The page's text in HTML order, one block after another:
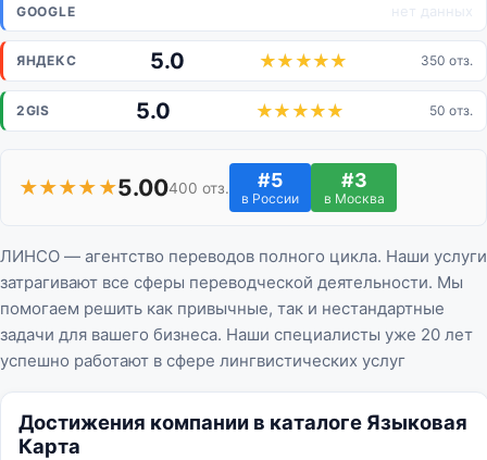
GOOGLE нет данных
ЯНДЕКС 5.0 350 отз.
2GIS 5.0 50 отз.
★★★★★5.00400 отз. #5
в России
#3
в Москва
ЛИНСО ― агентство переводов полного цикла. Наши услуги
затрагивают все сферы переводческой деятельности. Мы
помогаем решить как привычные, так и нестандартные
задачи для вашего бизнеса. Наши специалисты уже 20 лет
успешно работают в сфере лингвистических услуг
Достижения компании в каталоге Языковая
Карта